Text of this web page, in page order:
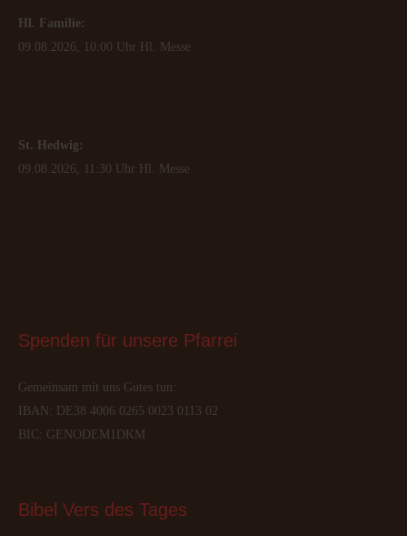
Hl. Familie:
09.08.2026, 10:00 Uhr Hl. Messe
St. Hedwig:
09.08.2026, 11:30 Uhr Hl. Messe
Spenden für unsere Pfarrei
Gemeinsam mit uns Gutes tun:
IBAN: DE38 4006 0265 0023 0113 02
BIC: GENODEM1DKM
Bibel Vers des Tages